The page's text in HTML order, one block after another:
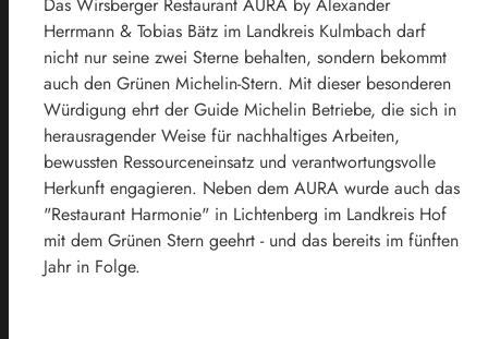
Herrmann & Tobias Bätz im Landkreis Kulmbach darf
nicht nur seine zwei Sterne behalten, sondern bekommt
auch den Grünen Michelin-Stern. Mit dieser besonderen
Würdigung ehrt der Guide Michelin Betriebe, die sich in
herausragender Weise für nachhaltiges Arbeiten,
bewussten Ressourceneinsatz und verantwortungsvolle
Herkunft engagieren. Neben dem AURA wurde auch das
"Restaurant Harmonie" in Lichtenberg im Landkreis Hof
mit dem Grünen Stern geehrt - und das bereits im fünften
Jahr in Folge.